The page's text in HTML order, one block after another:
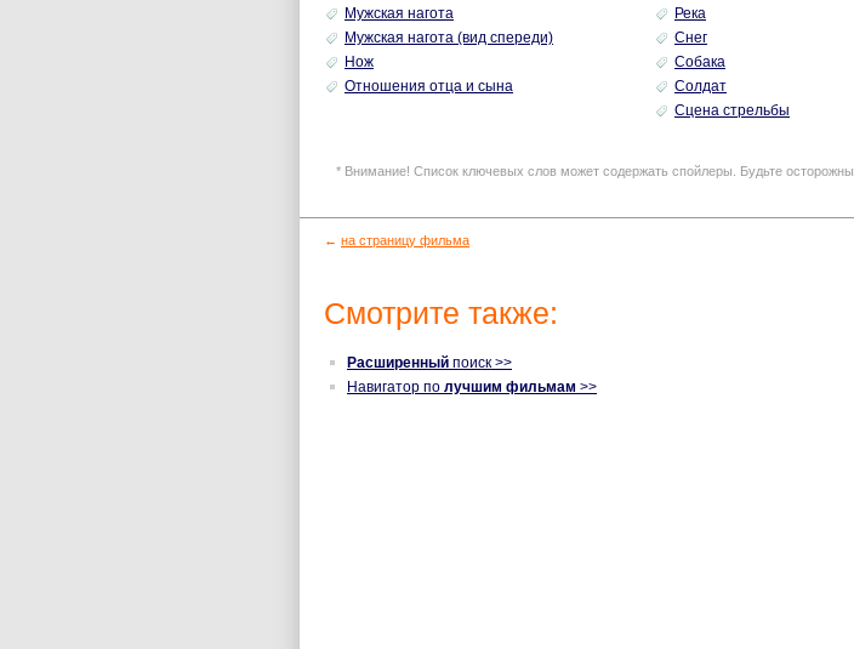
Мужская нагота
Мужская нагота (вид спереди)
Нож
Отношения отца и сына
Река
Снег
Собака
Солдат
Сцена стрельбы
* Внимание! Список ключевых слов может содержать спойлеры. Будьте осторожны.
← на страницу фильма
Смотрите также:
Расширенный поиск >>
Навигатор по лучшим фильмам >>